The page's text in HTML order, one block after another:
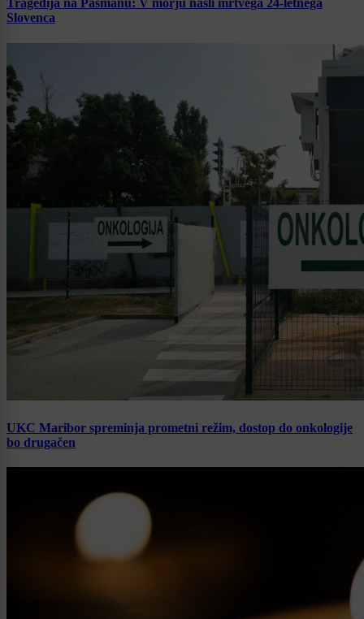
Tragedija na Pašmanu: V morju našli mrtvega 24-letnega
Slovenca
UKC Maribor spreminja prometni režim, dostop do onkologije
bo drugačen